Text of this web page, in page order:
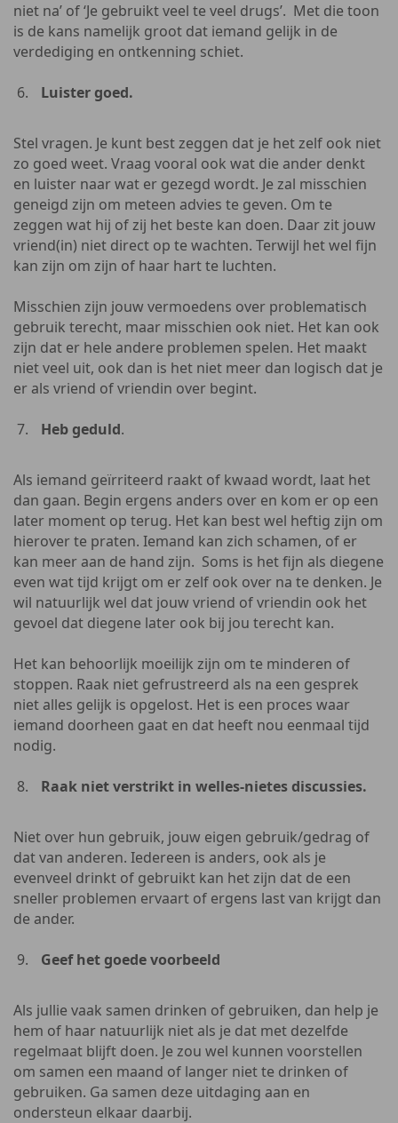
niet na’ of ‘Je gebruikt veel te veel drugs’. Met die toon
is de kans namelijk groot dat iemand gelijk in de
verdediging en ontkenning schiet.
Luister goed.
Stel vragen. Je kunt best zeggen dat je het zelf ook niet
zo goed weet. Vraag vooral ook wat die ander denkt
en luister naar wat er gezegd wordt. Je zal misschien
geneigd zijn om meteen advies te geven. Om te
zeggen wat hij of zij het beste kan doen. Daar zit jouw
vriend(in) niet direct op te wachten. Terwijl het wel fijn
kan zijn om zijn of haar hart te luchten.
Misschien zijn jouw vermoedens over problematisch
gebruik terecht, maar misschien ook niet. Het kan ook
zijn dat er hele andere problemen spelen. Het maakt
niet veel uit, ook dan is het niet meer dan logisch dat je
er als vriend of vriendin over begint.
Heb geduld.
Als iemand geïrriteerd raakt of kwaad wordt, laat het
dan gaan. Begin ergens anders over en kom er op een
later moment op terug. Het kan best wel heftig zijn om
hierover te praten. Iemand kan zich schamen, of er
kan meer aan de hand zijn. Soms is het fijn als diegene
even wat tijd krijgt om er zelf ook over na te denken. Je
wil natuurlijk wel dat jouw vriend of vriendin ook het
gevoel dat diegene later ook bij jou terecht kan.
Het kan behoorlijk moeilijk zijn om te minderen of
stoppen. Raak niet gefrustreerd als na een gesprek
niet alles gelijk is opgelost. Het is een proces waar
iemand doorheen gaat en dat heeft nou eenmaal tijd
nodig.
Raak niet verstrikt in welles-nietes discussies.
Niet over hun gebruik, jouw eigen gebruik/gedrag of
dat van anderen. Iedereen is anders, ook als je
evenveel drinkt of gebruikt kan het zijn dat de een
sneller problemen ervaart of ergens last van krijgt dan
de ander.
Geef het goede voorbeeld
Als jullie vaak samen drinken of gebruiken, dan help je
hem of haar natuurlijk niet als je dat met dezelfde
regelmaat blijft doen. Je zou wel kunnen voorstellen
om samen een maand of langer niet te drinken of
gebruiken. Ga samen deze uitdaging aan en
ondersteun elkaar daarbij.